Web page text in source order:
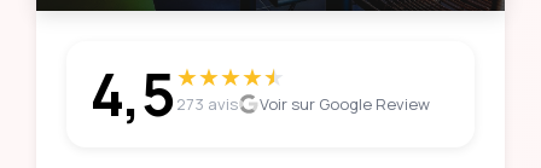
4,5★★★★★
★
273 avis Voir sur Google Review